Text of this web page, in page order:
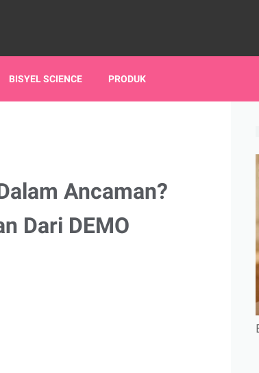
BISYEL SCIENCE PRODUK
Ancaman?
Dari DEMO